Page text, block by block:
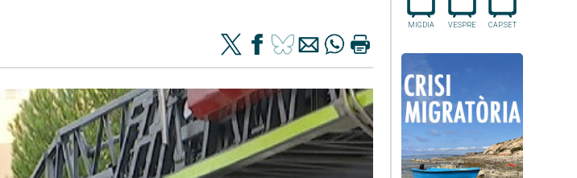
MIGDIA VESPRE CAP.SET